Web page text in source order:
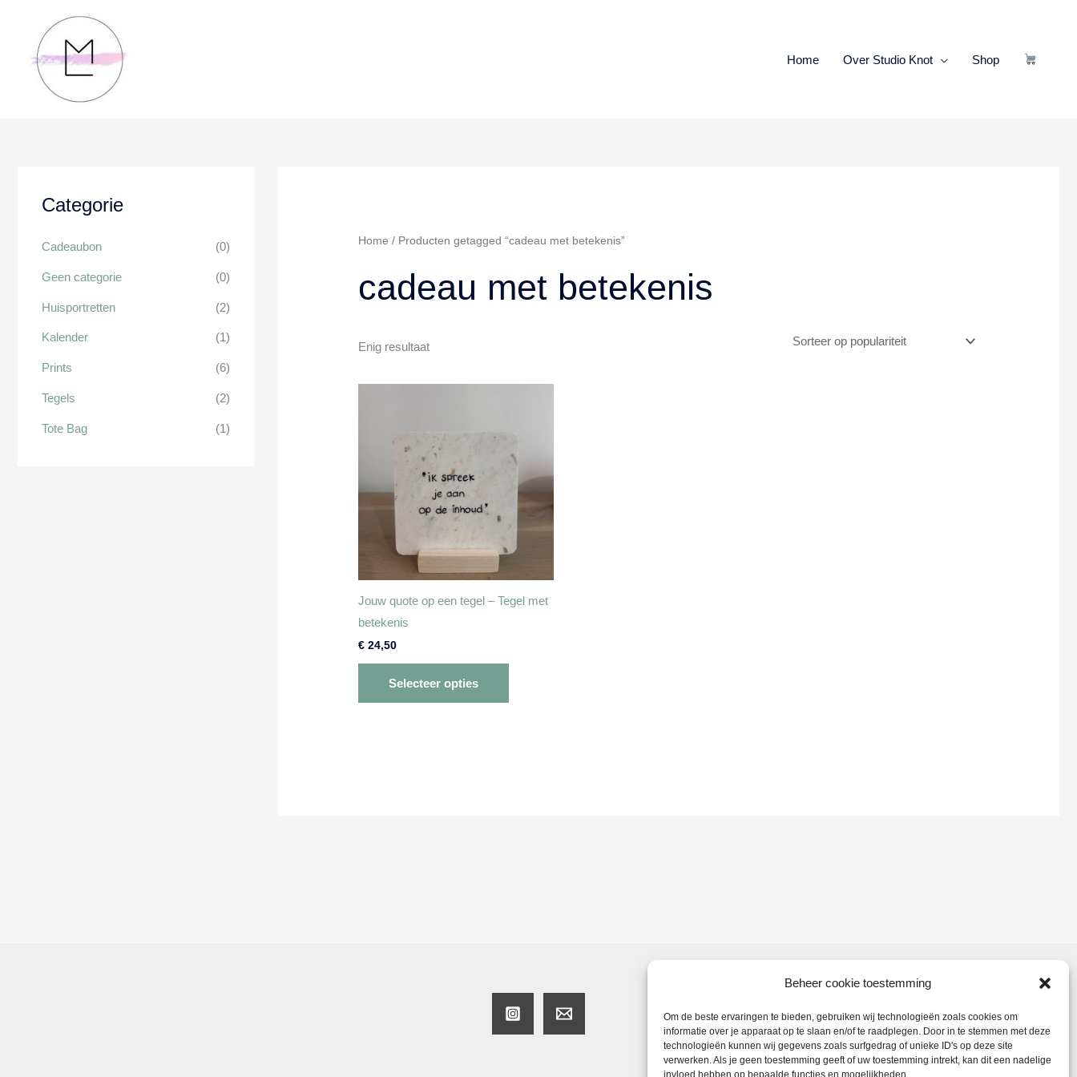
Beheer cookie toestemming
Om de beste ervaringen te bieden, gebruiken wij technologieën zoals cookies om
informatie over je apparaat op te slaan en/of te raadplegen. Door in te stemmen met deze
technologieën kunnen wij gegevens zoals surfgedrag of unieke ID's op deze site
verwerken. Als je geen toestemming geeft of uw toestemming intrekt, kan dit een nadelige
invloed hebben op bepaalde functies en mogelijkheden.
Home Over Studio Knot Shop
Categorie
Cadeaubon (0)
Geen categorie (0)
Huisportretten (2)
Kalender (1)
Prints (6)
Tegels (2)
Tote Bag (1)
Home / Producten getagged “cadeau met betekenis”
cadeau met betekenis
Enig resultaat
Jouw quote op een tegel – Tegel met
betekenis
€ 24,50
Selecteer opties